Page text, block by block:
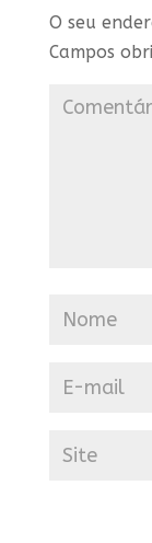
O seu
Campos